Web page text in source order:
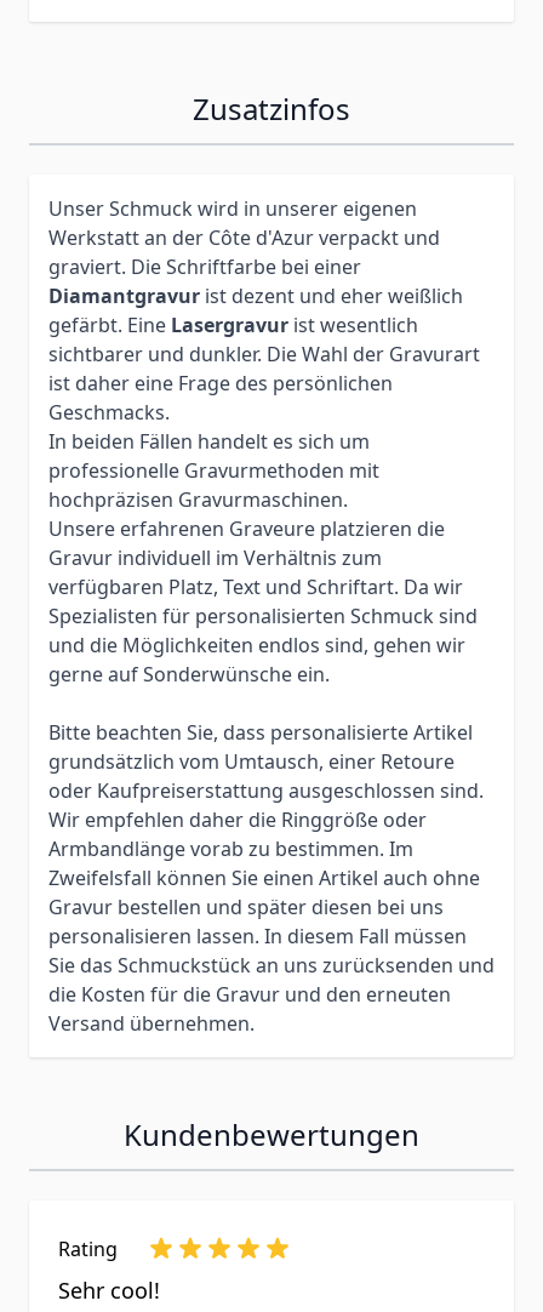
Zusatzinfos
Unser Schmuck wird in unserer eigenen
Werkstatt an der Côte d'Azur verpackt und
graviert. Die Schriftfarbe bei einer
Diamantgravur ist dezent und eher weißlich
gefärbt. Eine Lasergravur ist wesentlich
sichtbarer und dunkler. Die Wahl der Gravurart
ist daher eine Frage des persönlichen
Geschmacks.
In beiden Fällen handelt es sich um
professionelle Gravurmethoden mit
hochpräzisen Gravurmaschinen.
Unsere erfahrenen Graveure platzieren die
Gravur individuell im Verhältnis zum
verfügbaren Platz, Text und Schriftart. Da wir
Spezialisten für personalisierten Schmuck sind
und die Möglichkeiten endlos sind, gehen wir
gerne auf Sonderwünsche ein.
Bitte beachten Sie, dass personalisierte Artikel
grundsätzlich vom Umtausch, einer Retoure
oder Kaufpreiserstattung ausgeschlossen sind.
Wir empfehlen daher die Ringgröße oder
Armbandlänge vorab zu bestimmen. Im
Zweifelsfall können Sie einen Artikel auch ohne
Gravur bestellen und später diesen bei uns
personalisieren lassen. In diesem Fall müssen
Sie das Schmuckstück an uns zurücksenden und
die Kosten für die Gravur und den erneuten
Versand übernehmen.
Kundenbewertungen
Rating
Sehr cool!